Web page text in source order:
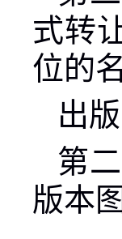
式转
位的
出
第
版本